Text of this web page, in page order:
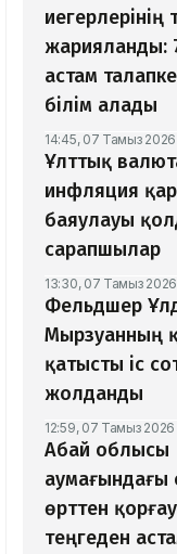
иегерлерінің
жарияланды:
астам
білім алады
14:45, 07 Тамыз 2026
Ұлттық
инфляция
баяулауы
сарапшылар
13:30, 07 Тамыз 2026
Фельдшер
Мырзуанның
қатысты іс
жолданды
12:59, 07 Тамыз 2026
Абай облысы
аумағындағы
өрттен
теңгеден